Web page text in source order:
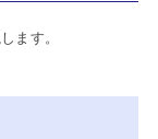
ます。